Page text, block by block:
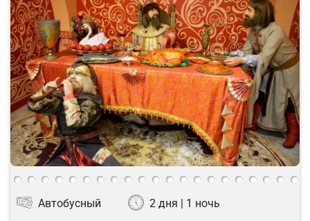
Автобусный 2 дня | 1 ночь